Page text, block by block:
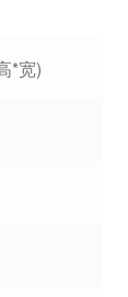
*宽)